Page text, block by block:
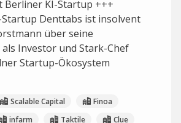
Berliner KI-Startup +++
Denttabs ist insolvent
über seine
Investor und Stark-Chef
Startup-Ökosystem
Scalable Capital
Finoa
infarm Taktile
Clue